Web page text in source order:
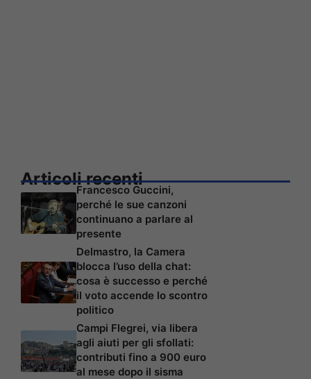
Articoli recenti
Francesco Guccini,
perché le sue canzoni
continuano a parlare al
presente
Delmastro, la Camera
blocca l’uso della chat:
cosa è successo e perché
il voto accende lo scontro
politico
Campi Flegrei, via libera
agli aiuti per gli sfollati:
contributi fino a 900 euro
al mese dopo il sisma